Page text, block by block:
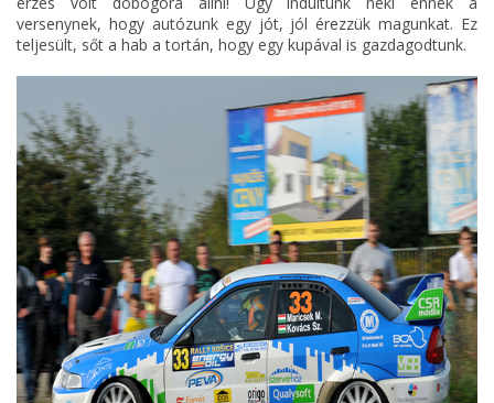
versenynek, hogy autózunk egy jót, jól érezzük magunkat. Ez
teljesült, sőt a hab a tortán, hogy egy kupával is gazdagodtunk.